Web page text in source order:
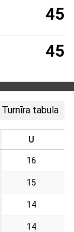
45
45
Turnīra tabula
U
16
15
14
14